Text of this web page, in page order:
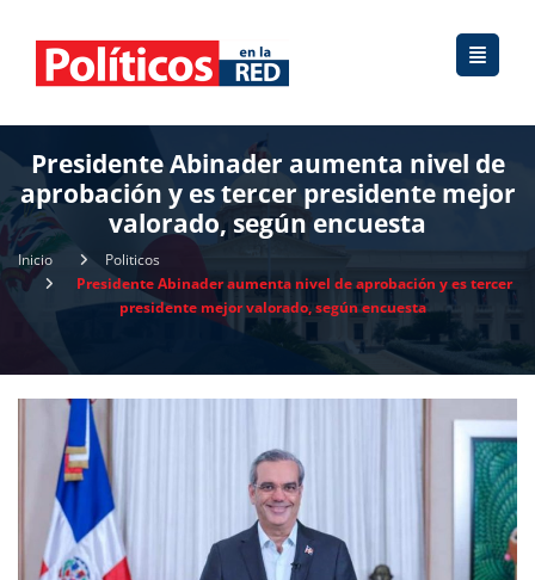
Presidente Abinader aumenta nivel de
aprobación y es tercer presidente mejor
valorado, según encuesta
Inicio
Politicos
Presidente Abinader aumenta nivel de aprobación y es tercer
presidente mejor valorado, según encuesta